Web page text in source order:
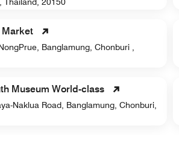
Thailand, 20150
Market
Banglamung, Chonburi ,
Museum World-class
Naklua Road, Banglamung, Chonburi,